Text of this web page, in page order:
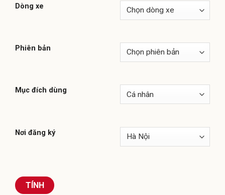
Dòng xe
Phiên bản
Mục đích dùng
Nơi đăng ký
TÍNH